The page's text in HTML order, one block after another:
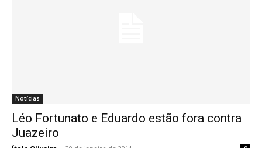
Notícias
Léo Fortunato e Eduardo estão fora contra
Juazeiro